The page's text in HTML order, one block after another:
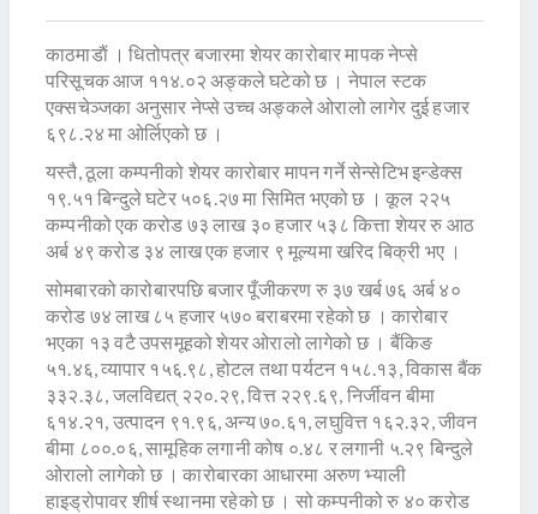
काठमाडाैं । धितोपत्र बजारमा शेयर कारोबार मापक नेप्से
परिसूचक आज ११४.०२ अङ्कले घटेको छ । नेपाल स्टक
एक्सचेञ्जका अनुसार नेप्से उच्च अङ्कले ओरालो लागेर दुई हजार
६९८.२४ मा ओर्लिएको छ ।
यस्तै, ठूला कम्पनीको शेयर कारोबार मापन गर्ने सेन्सेटिभ इन्डेक्स
१९.५१ बिन्दुले घटेर ५०६.२७ मा सिमित भएको छ । कूल २२५
कम्पनीको एक करोड ७३ लाख ३० हजार ५३८ कित्ता शेयर रु आठ
अर्ब ४९ करोड ३४ लाख एक हजार ९ मूल्यमा खरिद बिक्री भए ।
सोमबारको कारोबारपछि बजार पूँजीकरण रु ३७ खर्ब ७६ अर्ब ४०
करोड ७४ लाख ८५ हजार ५७० बराबरमा रहेको छ । कारोबार
भएका १३ वटै उपसमूहको शेयर ओरालो लागेको छ । बैंकिङ
५१.४६, व्यापार १५६.९८, होटल तथा पर्यटन १५८.१३, विकास बैंक
३३२.३८, जलविद्यत् २२०.२९, वित्त २२९.६९, निर्जीवन बीमा
६१४.२१, उत्पादन ९१.९६, अन्य ७०.६१, लघुवित्त १६२.३२, जीवन
बीमा ८००.०६, सामूहिक लगानी कोष ०.४८ र लगानी ५.२९ बिन्दुले
ओरालो लागेको छ । कारोबारका आधारमा अरुण भ्याली
हाइड्रोपावर शीर्ष स्थानमा रहेको छ । सो कम्पनीको रु ४० करोड